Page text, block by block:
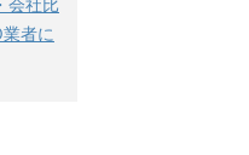
会社比
者に